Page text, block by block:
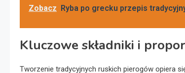
Zobacz Ryba po grecku przepis
Kluczowe składniki i
Tworzenie tradycyjnych ruskich pierogów opiera